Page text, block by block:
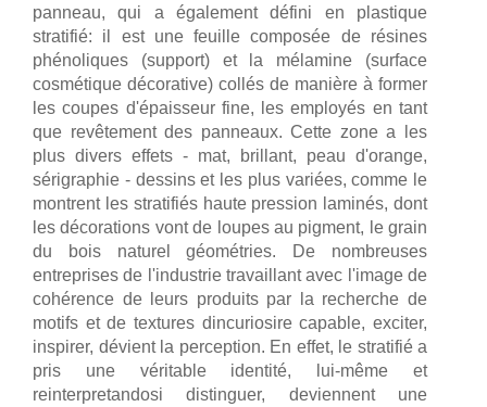
panneau, qui a également défini en plastique
stratifié: il est une feuille composée de résines
phénoliques (support) et la mélamine (surface
cosmétique décorative) collés de manière à former
les coupes d'épaisseur fine, les employés en tant
que revêtement des panneaux. Cette zone a les
plus divers effets - mat, brillant, peau d'orange,
sérigraphie - dessins et les plus variées, comme le
montrent les stratifiés haute pression laminés, dont
les décorations vont de loupes au pigment, le grain
du bois naturel géométries. De nombreuses
entreprises de l'industrie travaillant avec l'image de
cohérence de leurs produits par la recherche de
motifs et de textures dincuriosire capable, exciter,
inspirer, dévient la perception. En effet, le stratifié a
pris une véritable identité, lui-même et
reinterpretandosi distinguer, deviennent une